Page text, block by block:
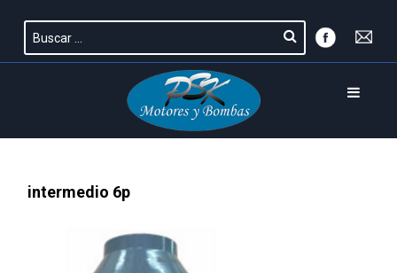
intermedio 6p